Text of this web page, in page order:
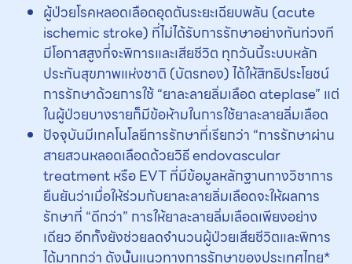
ผู้ป่วยโรคหลอดเลือดอุดตันระยะเฉียบพลัน (acute
ischemic stroke) ที่ไม่ได้รับการรักษาอย่างทันท่วงที
มีโอกาสสูงที่จะพิการและเสียชีวิต ทุกวันนี้ระบบหลัก
ประกันสุขภาพแห่งชาติ (บัตรทอง) ได้ให้สิทธิประโยชน์
การรักษาด้วยการใช้ “ยาละลายลิ่มเลือด ateplase” แต่
ในผู้ป่วยบางรายก็มีข้อห้ามในการใช้ยาละลายลิ่มเลือด
ปัจจุบันมีเทคโนโลยีการรักษาที่เรียกว่า “การรักษาผ่าน
สายสวนหลอดเลือดด้วยวิธี endovascular
treatment หรือ EVT ที่มีข้อมูลหลักฐานทางวิชาการ
ยืนยันว่าเมื่อให้ร่วมกับยาละลายลิ่มเลือดจะให้ผลการ
รักษาที่ “ดีกว่า” การให้ยาละลายลิ่มเลือดเพียงอย่าง
เดียว อีกทั้งยังช่วยลดจำนวนผู้ป่วยเสียชีวิตและพิการ
ได้มากกว่า ดังนั้นแนวทางการรักษาของประเทศไทย*